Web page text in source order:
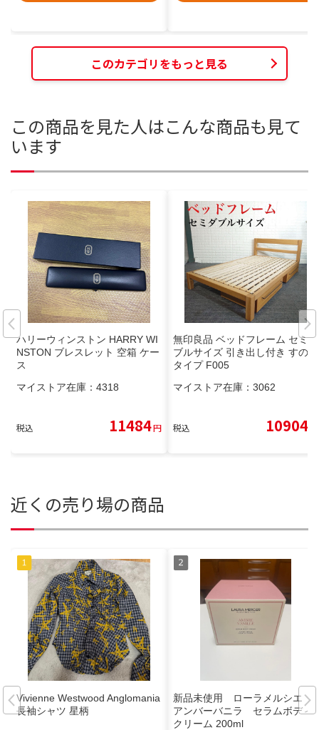
このカテゴリをもっと見る
この商品を見た人はこんな商品も見て
います
ハリーウィンストン HARRY WI
NSTON ブレスレット 空箱 ケー
ス
マイストア在庫： 4318
税込 11484円
無印良品 ベッドフレーム セミダ
ブルサイズ 引き出し付き すのこ
タイプ F005
マイストア在庫： 3062
税込 10904
近くの売り場の商品
Vivienne Westwood Anglomania
長袖シャツ 星柄
新品未使用 ローラメルシエ
アンバーバニラ セラムボディ
クリーム 200ml